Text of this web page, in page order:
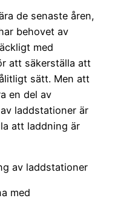
de senaste åren,
behovet av
med
att säkerställa att
sätt. Men att
en del av
laddstationer är
att laddning är
av laddstationer
med